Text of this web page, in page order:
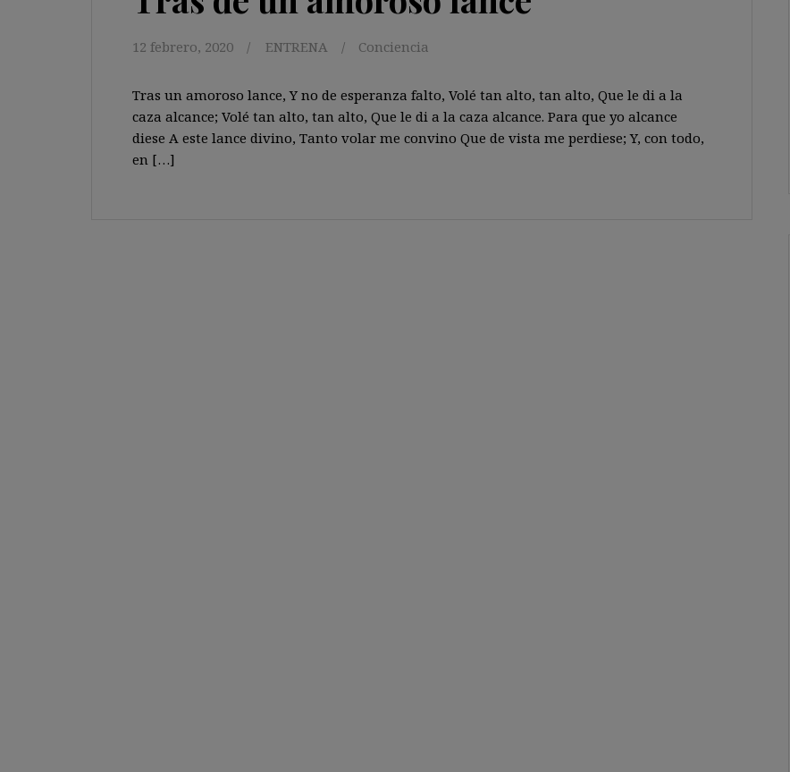
12 febrero, 2020 ENTRENA Conciencia
Tras un amoroso lance, Y no de esperanza falto, Volé tan alto, tan alto, Que le di a la
caza alcance; Volé tan alto, tan alto, Que le di a la caza alcance. Para que yo alcance
diese A este lance divino, Tanto volar me convino Que de vista me perdiese; Y, con todo,
en […]